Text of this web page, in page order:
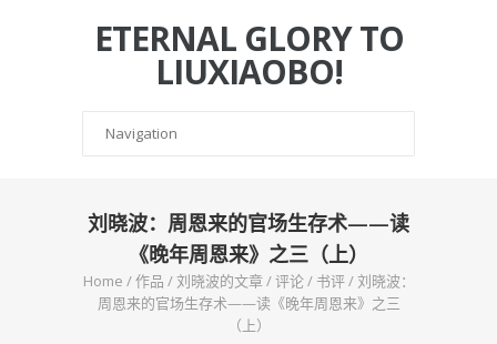
ETERNAL GLORY TO
LIUXIAOBO!
刘晓波：周恩来的官场生存术——读
《晚年周恩来》之三（上）
Home /作品 /刘晓波的文章/评论/ 书评/刘晓波：
周恩来的官场生存术——读《晚年周恩来》之三
（上）